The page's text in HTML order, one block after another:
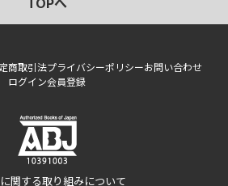
TOPへ
商取引法プライバシーポリシーお問い合わせ
ログイン会員登録
関する取り組みについて